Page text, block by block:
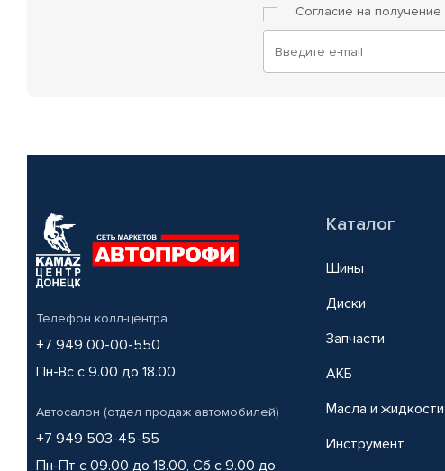
Согласие на получение
Телефон колл-центра
+7 949 00-00-550
Пн-Вс с 9.00 до 18.00
Автосалон (отдел продаж автомобилей)
+7 949 503-45-55
Пн-Пт с 09.00 до 18.00, Сб с 9.00 до
Каталог
Шины
Диски
Запчасти
АКБ
Масла и жидкости
Инструмент